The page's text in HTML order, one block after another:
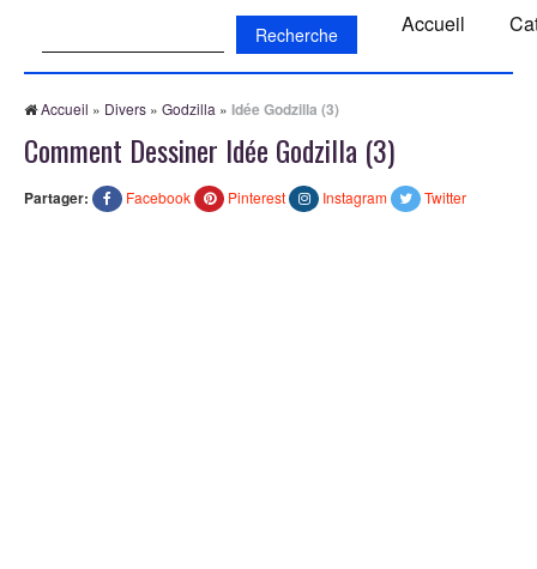
Accueil
Accueil » Divers » Godzilla » Idée Godzilla (3)
Comment Dessiner Idée Godzilla (3)
Partager: Facebook Pinterest Instagram Twitter